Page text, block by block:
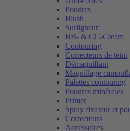
Poudres
Blush
Surligneur
BB- & CC-Cream
Contouring
Correcteurs de teint
Démaquillant
Maquillage
Palettes contouring
Poudres minérales
Primer
Spray fixateur et
Correcteurs
Accessoires